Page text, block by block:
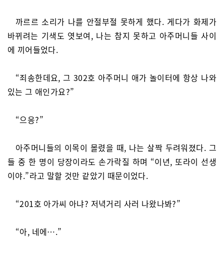
까르르 소리가 나를 안절부절 못하게 했다. 게다가 화제가
바뀌려는 기색도 엿보여, 나는 참지 못하고 아주머니들 사이
에 끼어들었다.
“죄송한데요, 그 302호 아주머니 애가 놀이터에 항상 나와
있는 그 애인가요?”
“으응?”
아주머니들의 이목이 몰렸을 때, 나는 살짝 두려워졌다. 그
들 중 한 명이 당장이라도 손가락질 하며 “이년, 또라이 선생
이야.”라고 말할 것만 같았기 때문이었다.
“201호 아가씨 아냐? 저녁거리 사러 나왔나봐?”
“아, 네에….”